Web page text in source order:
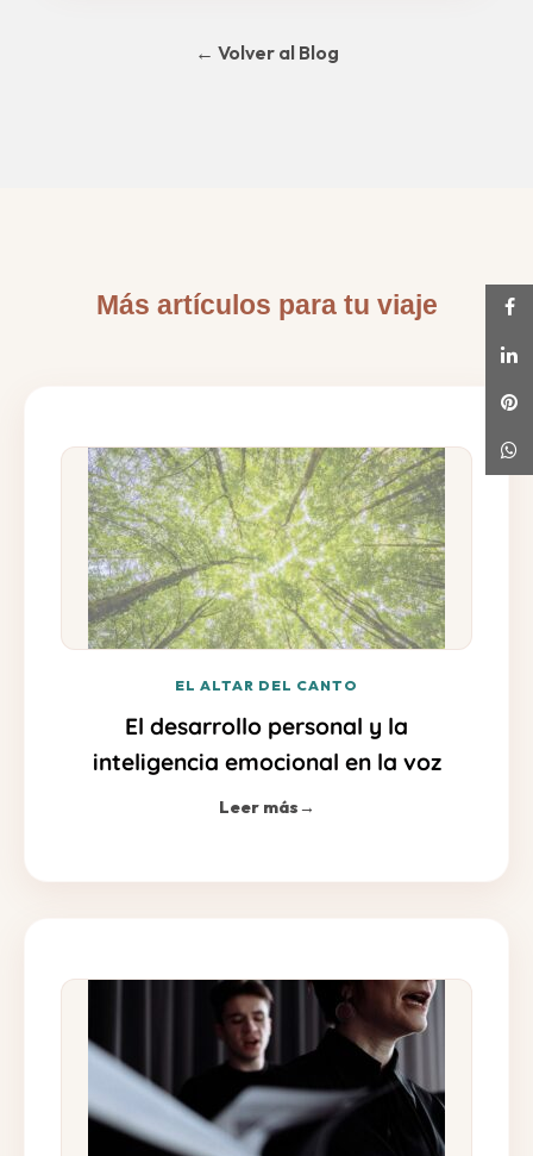
← Volver al Blog
Más artículos para tu viaje
EL ALTAR DEL CANTO
El desarrollo personal y la
inteligencia emocional en la voz
Leer más→